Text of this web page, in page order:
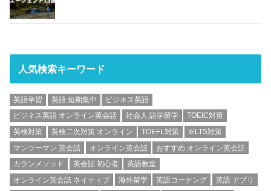
人気検索キーワード
英語学習 英語 短期集中
ビジネス英語
ビジネス英語 オンライン英会話
社会人 語学留学
TOEIC対策
英検対策
英検二次対策 オンライン TOEFL対策
IELTS対策
マンツーマン 英会話
オンライン英会話
おすすめ オンライン英会話
カランメソッド
英会話 初心者
英語教室
オンライン英会話 ネイティブ
海外留学 英語コーチング
英語 アプリ